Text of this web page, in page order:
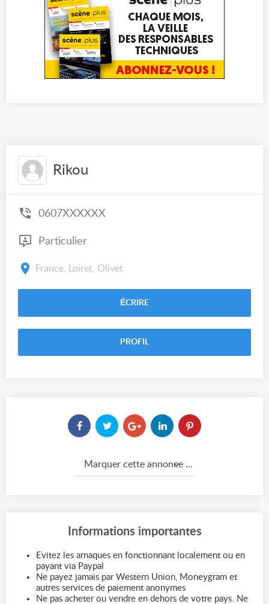
Rikou
0607XXXXXX
Particulier
France, Loiret, Olivet
ÉCRIRE
PROFIL
Marquer cette annonce comme...
Informations importantes
Evitez les arnaques en fonctionnant localement ou en
payant via Paypal
Ne payez jamais par Western Union, Moneygram et
autres services de paiement anonymes
Ne pas acheter ou vendre en dehors de votre pays. Ne